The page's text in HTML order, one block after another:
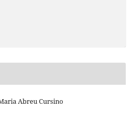
Abreu Cursino